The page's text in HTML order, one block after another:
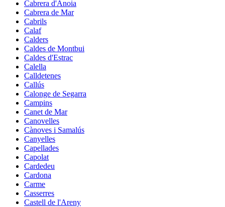
Cabrera d'Anoia
Cabrera de Mar
Cabrils
Calaf
Calders
Caldes de Montbui
Caldes d'Estrac
Calella
Calldetenes
Callús
Calonge de Segarra
Campins
Canet de Mar
Canovelles
Cànoves i Samalús
Canyelles
Capellades
Capolat
Cardedeu
Cardona
Carme
Casserres
Castell de l'Areny